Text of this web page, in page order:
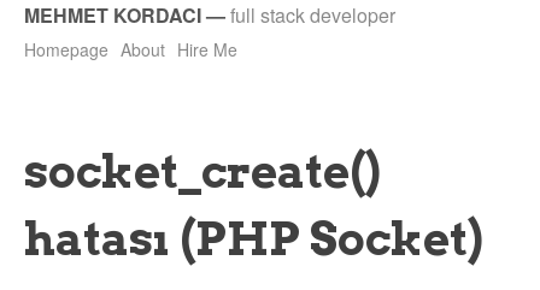
MEHMET KORDACI—full stack developer
Homepage About Hire Me
socket_create()
hatası (PHP Socket)